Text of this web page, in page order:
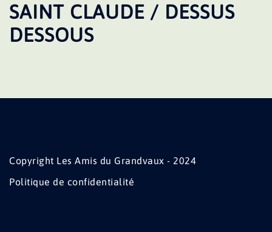
SAINT CLAUDE / DESSUS
DESSOUS
Copyright Les Amis du Grandvaux - 2024
Politique de confidentialité